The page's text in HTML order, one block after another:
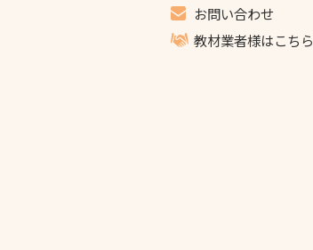
お問い合わせ
教材業者様はこちら